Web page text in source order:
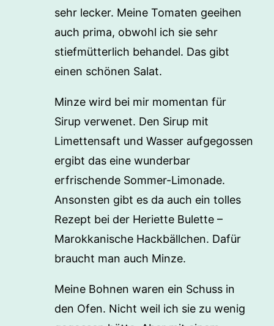
sehr lecker. Meine Tomaten geeihen
auch prima, obwohl ich sie sehr
stiefmütterlich behandel. Das gibt
einen schönen Salat.
Minze wird bei mir momentan für
Sirup verwenet. Den Sirup mit
Limettensaft und Wasser aufgegossen
ergibt das eine wunderbar
erfrischende Sommer-Limonade.
Ansonsten gibt es da auch ein tolles
Rezept bei der Heriette Bulette –
Marokkanische Hackbällchen. Dafür
braucht man auch Minze.
Meine Bohnen waren ein Schuss in
den Ofen. Nicht weil ich sie zu wenig